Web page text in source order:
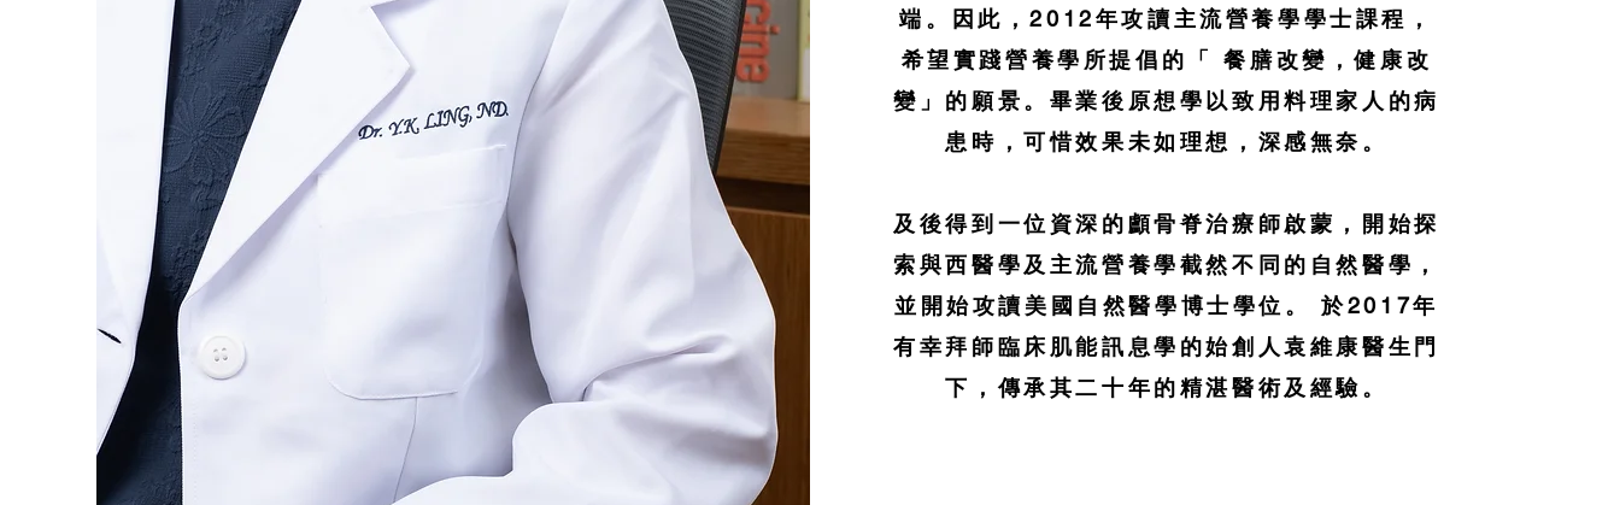
端。因此，2012年攻讀主流營養學學士課程，
希望實踐營養學所提倡的「 餐膳改變，健康改
變」的願景。畢業後原想學以致用料理家人的病
患時，可惜效果未如理想，深感無奈。
及後得到一位資深的顱骨脊治療師啟蒙，開始探
索與西醫學及主流營養學截然不同的自然醫學，
並開始攻讀美國自然醫學博士學位。 於2017年
有幸拜師臨床肌能訊息學的始創人袁維康醫生門
下，傳承其二十年的精湛醫術及經驗。